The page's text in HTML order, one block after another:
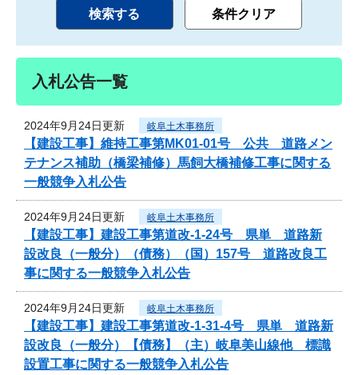
入札公告一覧
2024年9月24日更新 岐阜土木事務所
【建設工事】維持工事第MK01-01号 公共 道路メン
テナンス補助（橋梁補修）馬飼大橋補修工事に関する
一般競争入札公告
2024年9月24日更新 岐阜土木事務所
【建設工事】建設工事第道改-1-24号 県単 道路新
設改良（一般分）（債務）（国）157号 道路改良工
事に関する一般競争入札公告
2024年9月24日更新 岐阜土木事務所
【建設工事】建設工事第道改-1-31-4号 県単 道路新
設改良（一般分）【債務】（主）岐阜美山線他 標識
設置工事に関する一般競争入札公告